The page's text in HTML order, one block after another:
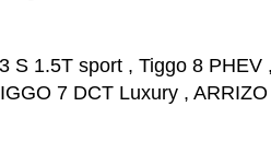
7 DCT Luxury ,